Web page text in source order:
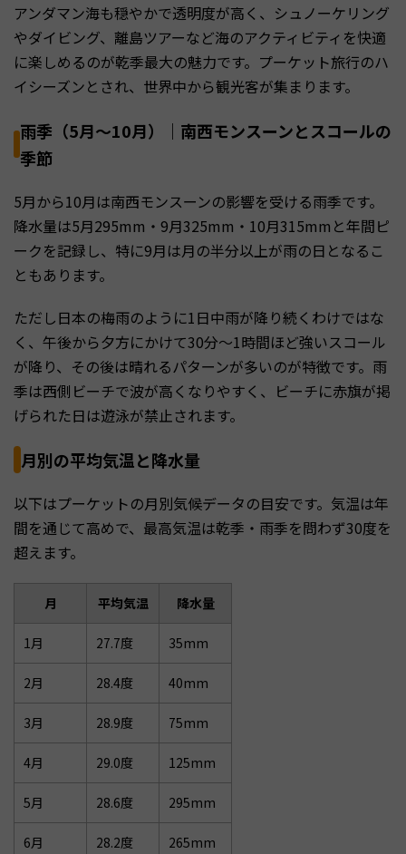
アンダマン海も穏やかで透明度が高く、シュノーケリング
やダイビング、離島ツアーなど海のアクティビティを快適
に楽しめるのが乾季最大の魅力です。プーケット旅行のハ
イシーズンとされ、世界中から観光客が集まります。
雨季（5月〜10月）｜南西モンスーンとスコールの
季節
5月から10月は南西モンスーンの影響を受ける雨季です。
降水量は5月295mm・9月325mm・10月315mmと年間ピ
ークを記録し、特に9月は月の半分以上が雨の日となるこ
ともあります。
ただし日本の梅雨のように1日中雨が降り続くわけではな
く、午後から夕方にかけて30分〜1時間ほど強いスコール
が降り、その後は晴れるパターンが多いのが特徴です。雨
季は西側ビーチで波が高くなりやすく、ビーチに赤旗が掲
げられた日は遊泳が禁止されます。
月別の平均気温と降水量
以下はプーケットの月別気候データの目安です。気温は年
間を通じて高めで、最高気温は乾季・雨季を問わず30度を
超えます。
月 平均気温 降水量
1月 27.7度 35mm
2月 28.4度 40mm
3月 28.9度 75mm
4月 29.0度 125mm
5月 28.6度 295mm
6月 28.2度 265mm